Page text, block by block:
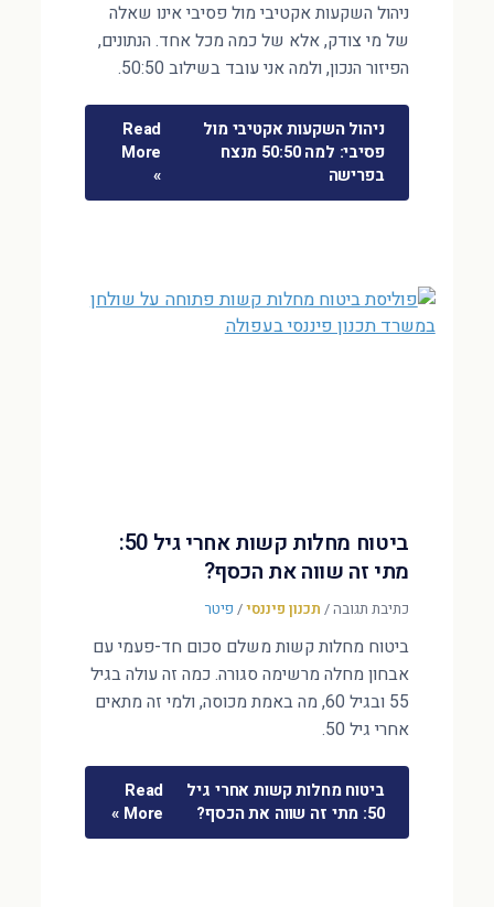
ניהול השקעות אקטיבי מול פסיבי אינו שאלה
של מי צודק, אלא של כמה מכל אחד. הנתונים,
הפיזור הנכון, ולמה אני עובד בשילוב 50:50.
ניהול השקעות אקטיבי מול
פסיבי: למה 50:50 מנצח
בפרישה
Read
More
»
ביטוח מחלות קשות אחרי גיל 50:
מתי זה שווה את הכסף?
כתיבת תגובה/ תכנון פיננסי/ פיטר
ביטוח מחלות קשות משלם סכום חד-פעמי עם
אבחון מחלה מרשימה סגורה. כמה זה עולה בגיל
55 ובגיל 60, מה באמת מכוסה, ולמי זה מתאים
אחרי גיל 50.
ביטוח מחלות קשות אחרי גיל
50: מתי זה שווה את הכסף?
Read
More »